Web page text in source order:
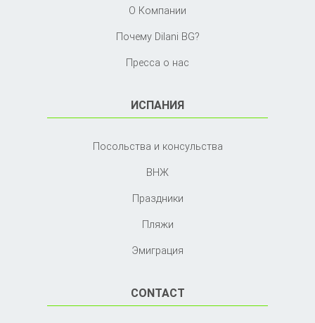
О Компании
Почему Dilani BG?
Пресса о нас
ИСПАНИЯ
Посольства и консульства
ВНЖ
Праздники
Пляжи
Эмиграция
CONTACT